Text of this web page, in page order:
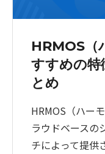
HRMOS（
すすめの特
とめ
HRMOS（ハー
ラウドベースの
チによって提供